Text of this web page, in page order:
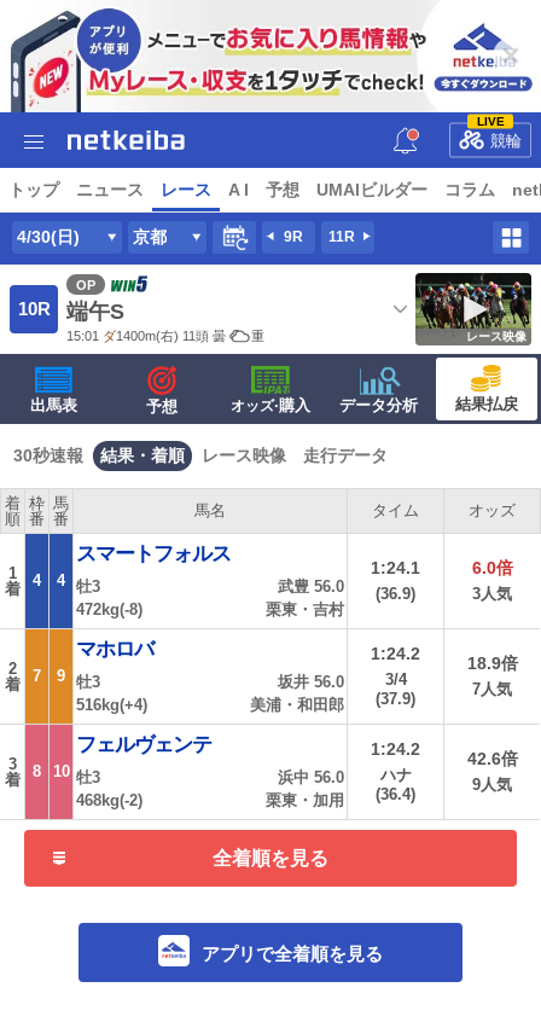
LIVE
競輪
トップ ニュース レース A I 予想 UMAIビルダー コラム
4/30(日) 京都 9R 11R
10R
OP
端午S
15:01 ダ1400m(右) 11頭 曇 重 レース映像
出馬表 予想 オッズ·購入 データ分析 結果払戻
30秒速報 結果・着順 レース映像 走行データ
着
順
枠
番
馬
番
馬名 タイム オッズ
1
着
4 4
スマートフォルス
牡3
472kg(-8)
武豊 56.0
栗東・吉村
1:24.1
(36.9)
6.0倍
3人気
2
着
7 9
マホロバ
牡3
516kg(+4)
坂井 56.0
美浦・和田郎
1:24.2
3/4
(37.9)
18.9倍
7人気
3
着
8 10
フェルヴェンテ
牡3
468kg(-2)
浜中 56.0
栗東・加用
1:24.2
ハナ
(36.4)
42.6倍
9人気
全着順を見る
アプリで全着順を見る